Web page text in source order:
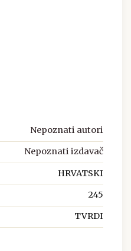
Nepoznati autori
Nepoznati izdavač
HRVATSKI
245
TVRDI